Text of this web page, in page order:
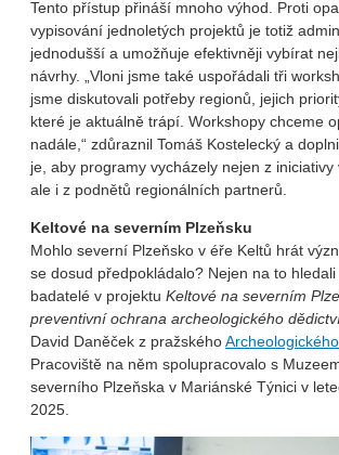
Tento přístup přináší mnoho výhod. Proti
vypisování jednoletých projektů je totiž
jednodušší a umožňuje efektivněji vybírat
návrhy. „Vloni jsme také uspořádali tři
jsme diskutovali potřeby regionů, jejich
které je aktuálně trápí. Workshopy chceme
nadále,“ zdůraznil Tomáš Kostelecký a
je, aby programy vycházely nejen z iniciativy
ale i z podnětů regionálních partnerů.
Keltové na severním Plzeňsku
Mohlo severní Plzeňsko v éře Keltů hrát
se dosud předpokládalo? Nejen na to
badatelé v projektu Keltové na severním
preventivní ochrana archeologického
David Daněček z pražského
Pracoviště na něm spolupracovalo s
severního Plzeňska v Mariánské Týnici v
2025.